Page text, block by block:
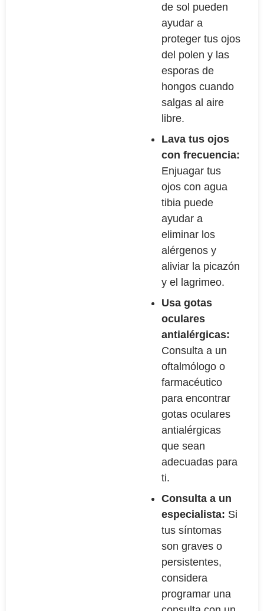
de sol pueden
ayudar a
proteger tus ojos
del polen y las
esporas de
hongos cuando
salgas al aire
libre.
Lava tus ojos
con frecuencia:
Enjuagar tus
ojos con agua
tibia puede
ayudar a
eliminar los
alérgenos y
aliviar la picazón
y el lagrimeo.
Usa gotas
oculares
antialérgicas:
Consulta a un
oftalmólogo o
farmacéutico
para encontrar
gotas oculares
antialérgicas
que sean
adecuadas para
ti.
Consulta a un
especialista: Si
tus síntomas
son graves o
persistentes,
considera
programar una